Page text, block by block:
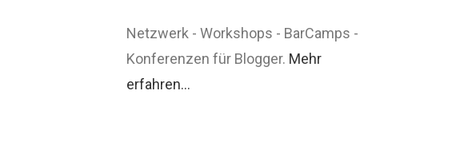
Netzwerk - Workshops - BarCamps -
Konferenzen für Blogger. Mehr
erfahren...